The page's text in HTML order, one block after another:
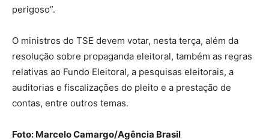
perigoso”.
O ministros do TSE devem votar, nesta terça, além da
resolução sobre propaganda eleitoral, também as regras
relativas ao Fundo Eleitoral, a pesquisas eleitorais, a
auditorias e fiscalizações do pleito e a prestação de
contas, entre outros temas.
Foto: Marcelo Camargo/Agência Brasil